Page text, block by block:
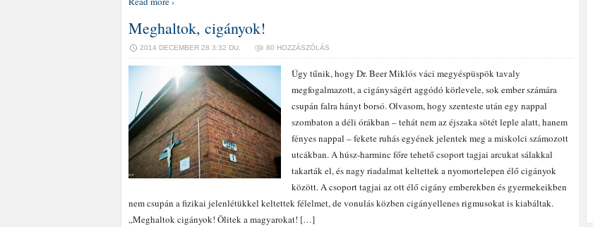
Meghaltok, cigányok!
2014 DECEMBER 28 3:32 DU. 80 HOZZÁSZÓLÁS
Úgy tűnik, hogy Dr. Beer Miklós váci megyéspüspök tavaly
megfogalmazott, a cigányságért aggódó körlevele, sok ember számára
csupán falra hányt borsó. Olvasom, hogy szenteste után egy nappal
szombaton a déli órákban – tehát nem az éjszaka sötét leple alatt, hanem
fényes nappal – fekete ruhás egyének jelentek meg a miskolci számozott
utcákban. A húsz-harminc főre tehető csoport tagjai arcukat sálakkal
takarták el, és nagy riadalmat keltettek a nyomortelepen élő cigányok
között. A csoport tagjai az ott élő cigány emberekben és gyermekeikben
nem csupán a fizikai jelenlétükkel keltettek félelmet, de vonulás közben cigányellenes rigmusokat is kiabáltak.
„Meghaltok cigányok! Ölitek a magyarokat! […]